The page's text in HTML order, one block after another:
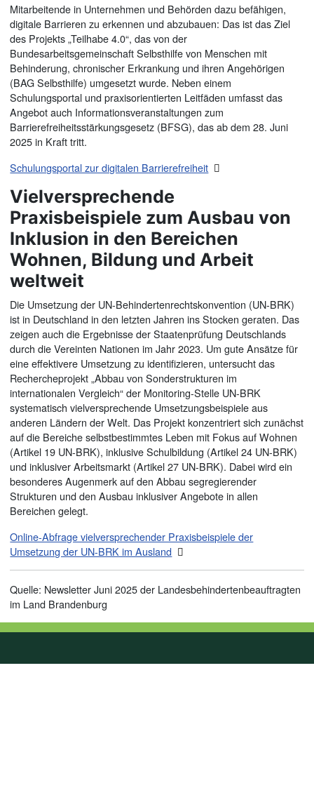
Mitarbeitende in Unternehmen und Behörden dazu befähigen,
digitale Barrieren zu erkennen und abzubauen: Das ist das Ziel
des Projekts „Teilhabe 4.0“, das von der
Bundesarbeitsgemeinschaft Selbsthilfe von Menschen mit
Behinderung, chronischer Erkrankung und ihren Angehörigen
(BAG Selbsthilfe) umgesetzt wurde. Neben einem
Schulungsportal und praxisorientierten Leitfäden umfasst das
Angebot auch Informationsveranstaltungen zum
Barrierefreiheitsstärkungsgesetz (BFSG), das ab dem 28. Juni
2025 in Kraft tritt.
Schulungsportal zur digitalen Barrierefreiheit
Vielversprechende
Praxisbeispiele zum Ausbau von
Inklusion in den Bereichen
Wohnen, Bildung und Arbeit
weltweit
Die Umsetzung der UN-Behindertenrechtskonvention (UN-BRK)
ist in Deutschland in den letzten Jahren ins Stocken geraten. Das
zeigen auch die Ergebnisse der Staatenprüfung Deutschlands
durch die Vereinten Nationen im Jahr 2023. Um gute Ansätze für
eine effektivere Umsetzung zu identifizieren, untersucht das
Rechercheprojekt „Abbau von Sonderstrukturen im
internationalen Vergleich“ der Monitoring-Stelle UN-BRK
systematisch vielversprechende Umsetzungsbeispiele aus
anderen Ländern der Welt. Das Projekt konzentriert sich zunächst
auf die Bereiche selbstbestimmtes Leben mit Fokus auf Wohnen
(Artikel 19 UN-BRK), inklusive Schulbildung (Artikel 24 UN-BRK)
und inklusiver Arbeitsmarkt (Artikel 27 UN-BRK). Dabei wird ein
besonderes Augenmerk auf den Abbau segregierender
Strukturen und den Ausbau inklusiver Angebote in allen
Bereichen gelegt.
Online-Abfrage vielversprechender Praxisbeispiele der
Umsetzung der UN-BRK im Ausland
Quelle: Newsletter Juni 2025 der Landesbehindertenbeauftragten
im Land Brandenburg